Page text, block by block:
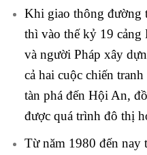
Khi giao thông đường
thì vào thế kỷ 19 cảng
và người Pháp xây
cả hai cuộc chiến
tàn phá đến Hội An,
được quá trình đô thị
Từ năm 1980 đến nay